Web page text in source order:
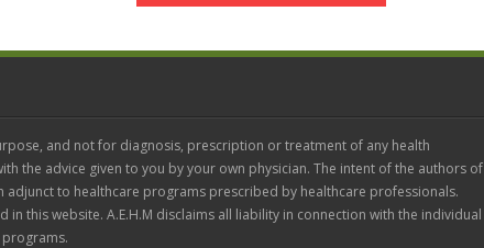
and not for diagnosis, prescription or treatment of any health
the advice given to you by your own physician. The intent of the authors of
to healthcare programs prescribed by healthcare professionals.
this website. A.E.H.M disclaims all liability in connection with the individual